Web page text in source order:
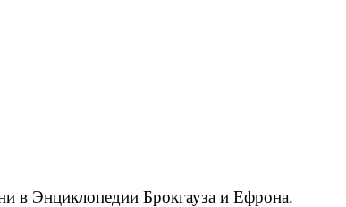
в Энциклопедии Брокгауза и Ефрона.